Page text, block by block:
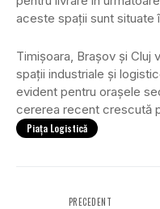
aceste spații sunt situate
Timișoara, Brașov și Cluj
spații industriale și
evident pentru orașele
cererea recent crescută
Piața Logistică
PRECEDENT